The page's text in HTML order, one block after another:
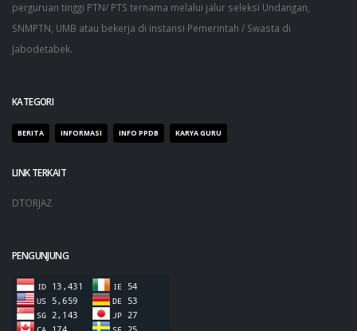
perguruan tinggi PTN/ PTS ternama melalui jalur seleksi Undangan,
SNMPTN, UMB atau bekerja di instansi Pemerintah / Swasta di
Jabodetabek.
KATEGORI
BERITA INFORMASI INFO PPDB KARYA GURU
LINK TERKAIT
DTORJAZ
PENGUNJUNG